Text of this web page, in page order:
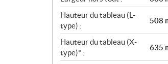
Hauteur du tableau (L-
type) :
508
Hauteur du tableau (X-
type)* :
635